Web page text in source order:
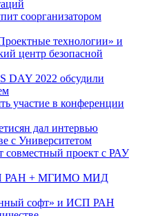
соорганизатором
технологии» и
центр безопасной
DAY 2022 обсудили
участие в конференции
дал интервью
с Университетом
проект с РАУ
РАН + МГИМО МИД
софт» и ИСП РАН